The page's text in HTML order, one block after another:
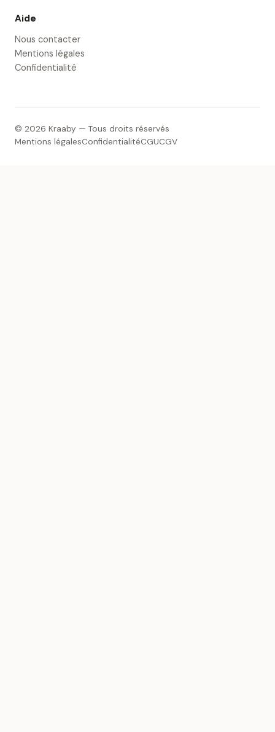
Aide
Nous contacter
Mentions légales
Confidentialité
© 2026 Kraaby — Tous droits réservés
Mentions légalesConfidentialitéCGUCGV